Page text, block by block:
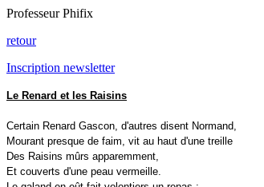
Professeur Phifix
retour
Inscription newsletter
Le Renard et les Raisins
Certain Renard Gascon, d'autres disent Normand,
Mourant presque de faim, vit au haut d'une treille
Des Raisins mûrs apparemment,
Et couverts d'une peau vermeille.